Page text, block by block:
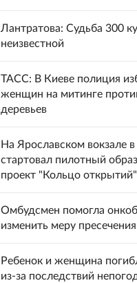
Лантратова: Судьба 300
неизвестной
ТАСС: В Киеве полиция
женщин на митинге
деревьев
На Ярославском вокзале
стартовал пилотный
проект "Кольцо открытий"
Омбудсмен помогла
изменить меру пресечения
Ребенок и женщина
из-за последствий